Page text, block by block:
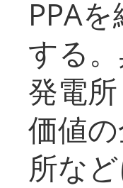
PPA
する
発電
価値
所な